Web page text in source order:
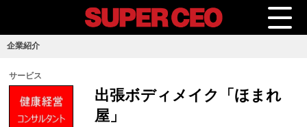
企業紹介
サービス
出張ボディメイク「ほまれ
屋」